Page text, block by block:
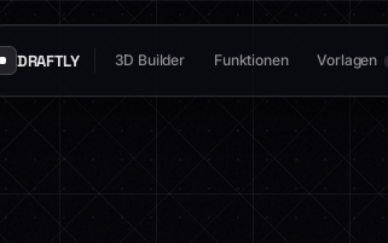
DRAFTLY 3D Builder Funktionen Vorlagen